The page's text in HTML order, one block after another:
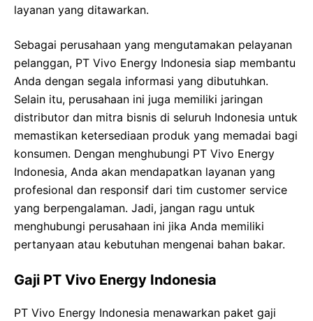
layanan yang ditawarkan.
Sebagai perusahaan yang mengutamakan pelayanan
pelanggan, PT Vivo Energy Indonesia siap membantu
Anda dengan segala informasi yang dibutuhkan.
Selain itu, perusahaan ini juga memiliki jaringan
distributor dan mitra bisnis di seluruh Indonesia untuk
memastikan ketersediaan produk yang memadai bagi
konsumen. Dengan menghubungi PT Vivo Energy
Indonesia, Anda akan mendapatkan layanan yang
profesional dan responsif dari tim customer service
yang berpengalaman. Jadi, jangan ragu untuk
menghubungi perusahaan ini jika Anda memiliki
pertanyaan atau kebutuhan mengenai bahan bakar.
Gaji PT Vivo Energy Indonesia
PT Vivo Energy Indonesia menawarkan paket gaji